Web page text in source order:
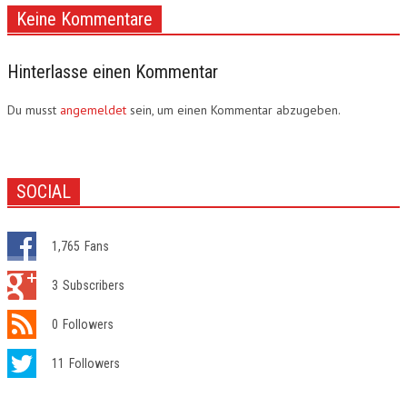
Keine Kommentare
Hinterlasse einen Kommentar
Du musst angemeldet sein, um einen Kommentar abzugeben.
SOCIAL
1,765 Fans
3 Subscribers
0 Followers
11 Followers